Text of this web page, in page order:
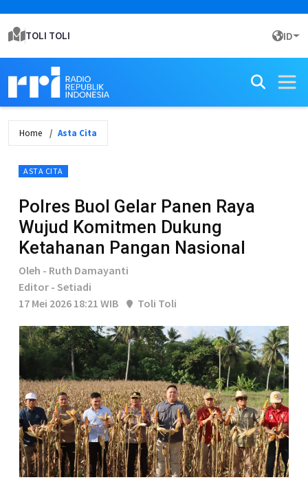
TOLI TOLI ID
Home Asta Cita
ASTA CITA
Polres Buol Gelar Panen Raya
Wujud Komitmen Dukung
Ketahanan Pangan Nasional
Oleh - Ruth Damayanti
Editor - Setiadi
17 Mei 2026 18:21 WIB
Toli Toli